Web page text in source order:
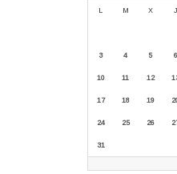
L M X J
3 4 5 6
10 11 12
17 18 19
24 25 26
31